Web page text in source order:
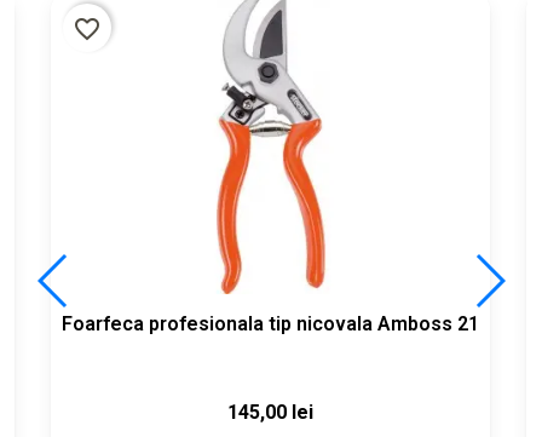
Foarfeca profesionala tip nicovala Amboss 21
145,00 lei
favorite_border